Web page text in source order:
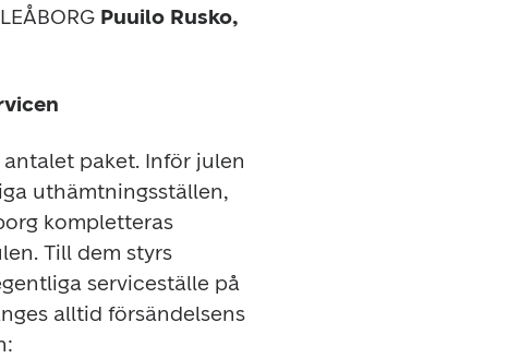
Puuilo Rusko,
paket. Inför julen
uthämtningsställen,
kompletteras
Till dem styrs
serviceställe på
alltid försändelsens